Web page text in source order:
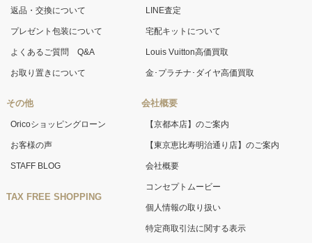
返品・交換について
プレゼント包装について
よくあるご質問 Q&A
お取り置きについて
その他
Oricoショッピングローン
お客様の声
STAFF BLOG
TAX FREE SHOPPING
LINE査定
宅配キットについて
Louis Vuitton高価買取
金･プラチナ･ダイヤ高価買取
会社概要
【京都本店】のご案内
【東京恵比寿明治通り店】のご案内
会社概要
コンセプトムービー
個人情報の取り扱い
特定商取引法に関する表示